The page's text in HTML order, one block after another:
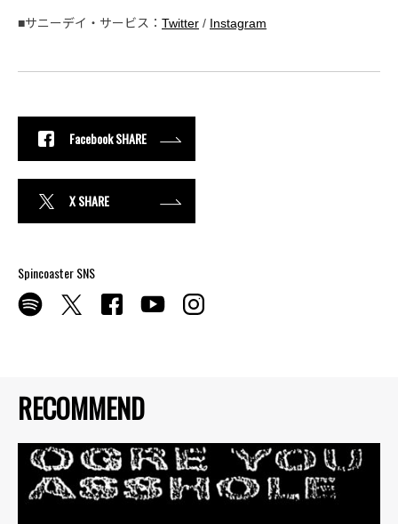
RECOMMEND
■サニーデイ・サービス： Twitter / Instagram
Facebook SHARE
X SHARE
Spincoaster SNS